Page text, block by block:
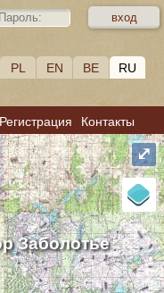
PL EN BE RU
Регистрация Контакты
Заболотье
⤢